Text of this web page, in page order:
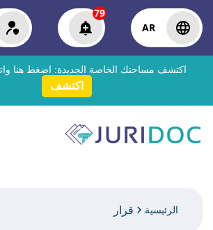
AR
79
اكتشف مساحتك الخاصة الجديدة: اضغط هنا
اكتشف
الرئيسية قرار